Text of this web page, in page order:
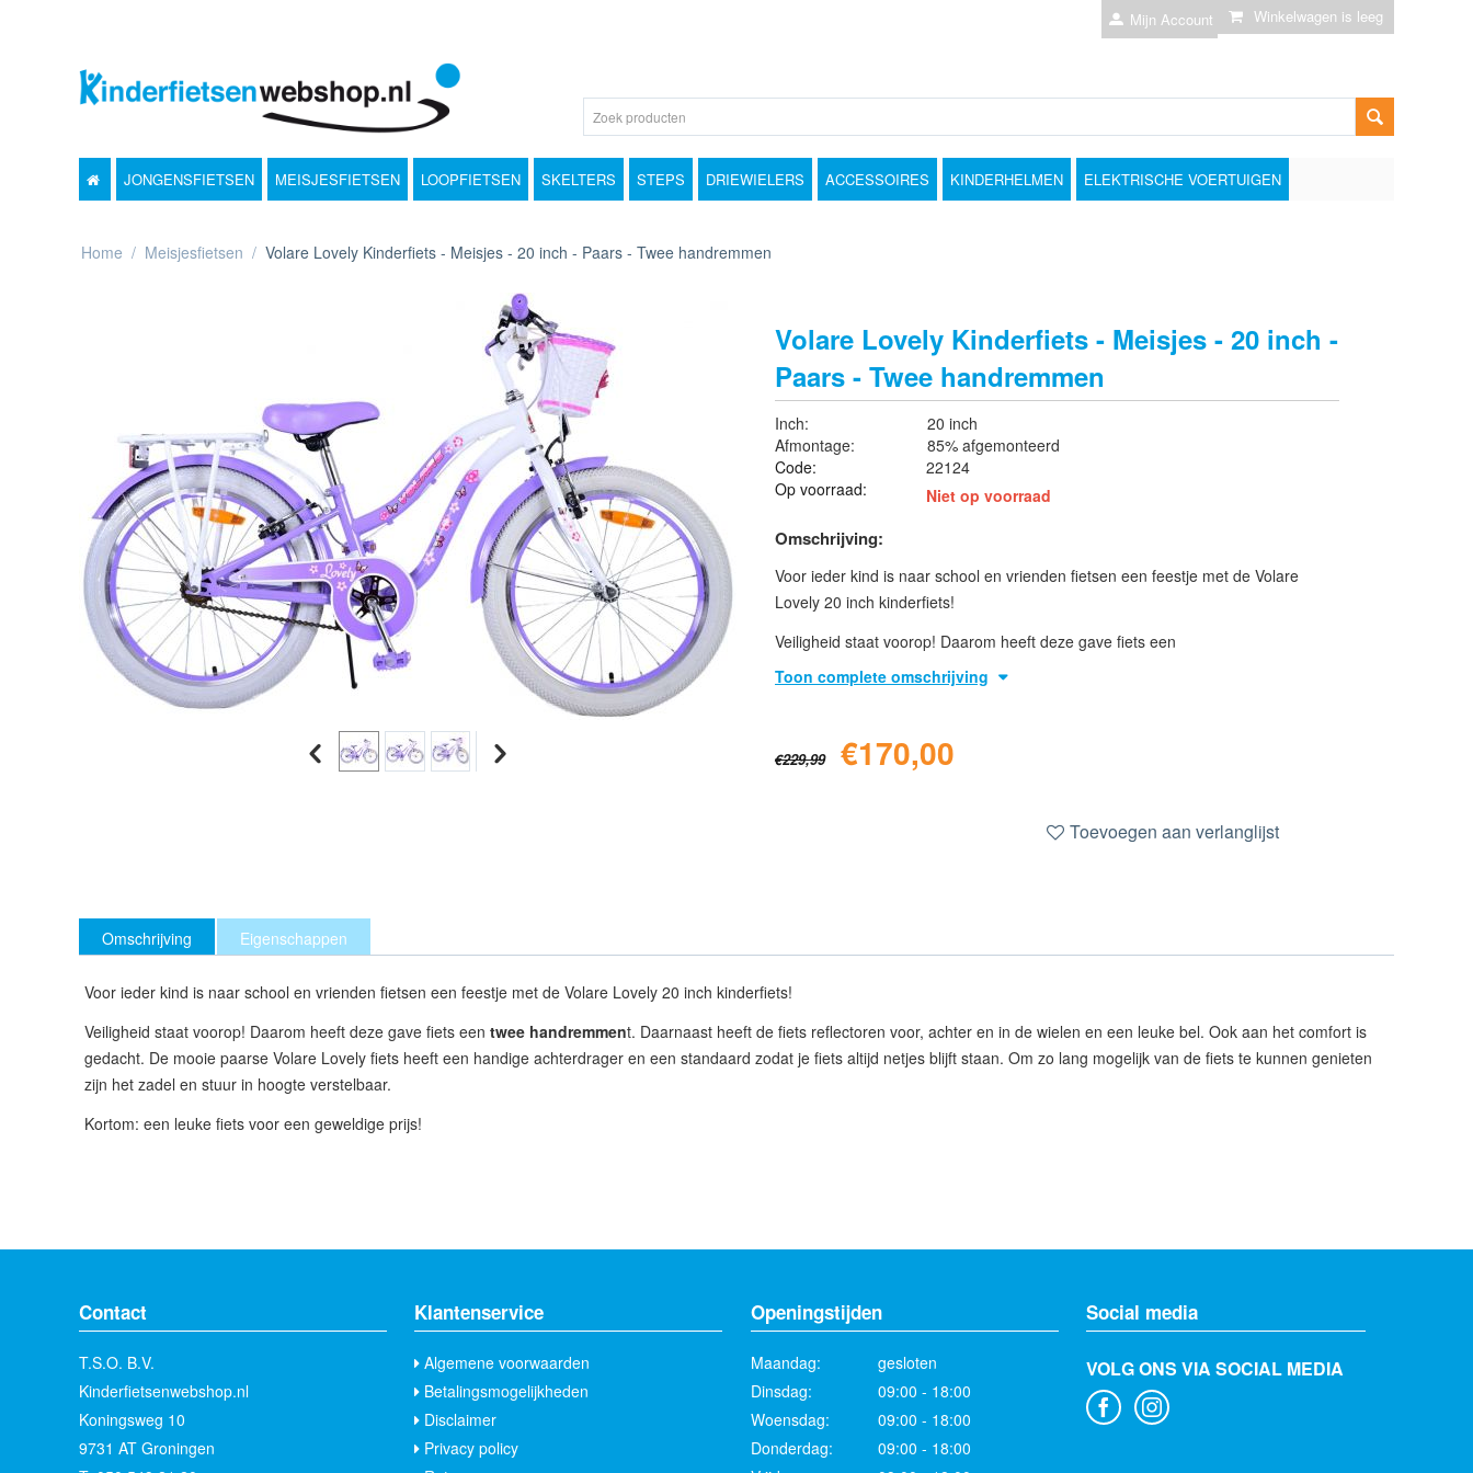
Winkelwagen is leeg
Mijn Account
JONGENSFIETSEN MEISJESFIETSEN LOOPFIETSEN SKELTERS STEPS DRIEWIELERS ACCESSOIRES KINDERHELMEN ELEKTRISCHE VOERTUIGEN
Home / Meisjesfietsen / Volare Lovely Kinderfiets - Meisjes - 20 inch - Paars - Twee handremmen
Volare Lovely Kinderfiets - Meisjes - 20 inch -
Paars - Twee handremmen
Inch:
20 inch
Afmontage:
85% afgemonteerd
Code:
22124
Op voorraad:
Niet op voorraad
Omschrijving:
Voor ieder kind is naar school en vrienden fietsen een feestje met de Volare
Lovely 20 inch kinderfiets!
Veiligheid staat voorop! Daarom heeft deze gave fiets een
Toon complete omschrijving
€229,99 €170,00
Toevoegen aan verlanglijst
Omschrijving Eigenschappen
Voor ieder kind is naar school en vrienden fietsen een feestje met de Volare Lovely 20 inch kinderfiets!
Veiligheid staat voorop! Daarom heeft deze gave fiets een twee handremment. Daarnaast heeft de fiets reflectoren voor, achter en in de wielen en een leuke bel. Ook aan het comfort is
gedacht. De mooie paarse Volare Lovely fiets heeft een handige achterdrager en een standaard zodat je fiets altijd netjes blijft staan. Om zo lang mogelijk van de fiets te kunnen genieten
zijn het zadel en stuur in hoogte verstelbaar.
Kortom: een leuke fiets voor een geweldige prijs!
Contact
T.S.O. B.V.
Kinderfietsenwebshop.nl
Koningsweg 10
9731 AT Groningen
Klantenservice
Algemene voorwaarden
Betalingsmogelijkheden
Disclaimer
Privacy policy
Openingstijden
Maandag:
gesloten
Dinsdag:
09:00 - 18:00
Woensdag:
09:00 - 18:00
Donderdag:
09:00 - 18:00
Social media
VOLG ONS VIA SOCIAL MEDIA